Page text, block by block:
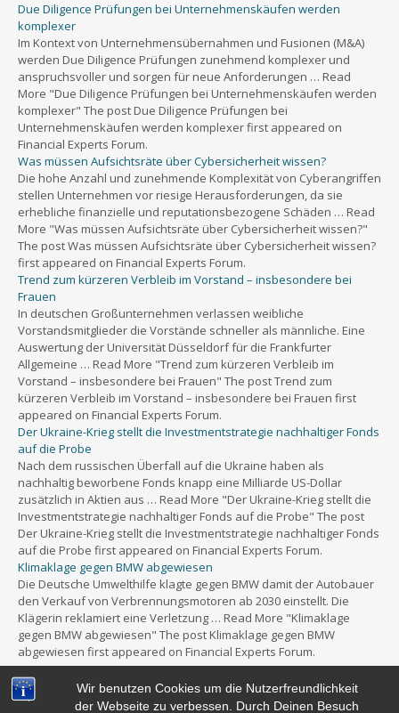
Wir benutzen Cookies um die Nutzerfreundlichkeit
der Webseite zu verbessen. Durch Deinen Besuch
Due Diligence Prüfungen bei Unternehmenskäufen werden
komplexer
Im Kontext von Unternehmensübernahmen und Fusionen (M&A)
werden Due Diligence Prüfungen zunehmend komplexer und
anspruchsvoller und sorgen für neue Anforderungen … Read
More "Due Diligence Prüfungen bei Unternehmenskäufen werden
komplexer" The post Due Diligence Prüfungen bei
Unternehmenskäufen werden komplexer first appeared on
Financial Experts Forum.
Was müssen Aufsichtsräte über Cybersicherheit wissen?
Die hohe Anzahl und zunehmende Komplexität von Cyberangriffen
stellen Unternehmen vor riesige Herausforderungen, da sie
erhebliche finanzielle und reputationsbezogene Schäden … Read
More "Was müssen Aufsichtsräte über Cybersicherheit wissen?"
The post Was müssen Aufsichtsräte über Cybersicherheit wissen?
first appeared on Financial Experts Forum.
Trend zum kürzeren Verbleib im Vorstand – insbesondere bei
Frauen
In deutschen Großunternehmen verlassen weibliche
Vorstandsmitglieder die Vorstände schneller als männliche. Eine
Auswertung der Universität Düsseldorf für die Frankfurter
Allgemeine … Read More "Trend zum kürzeren Verbleib im
Vorstand – insbesondere bei Frauen" The post Trend zum
kürzeren Verbleib im Vorstand – insbesondere bei Frauen first
appeared on Financial Experts Forum.
Der Ukraine-Krieg stellt die Investmentstrategie nachhaltiger Fonds
auf die Probe
Nach dem russischen Überfall auf die Ukraine haben als
nachhaltig beworbene Fonds knapp eine Milliarde US-Dollar
zusätzlich in Aktien aus … Read More "Der Ukraine-Krieg stellt die
Investmentstrategie nachhaltiger Fonds auf die Probe" The post
Der Ukraine-Krieg stellt die Investmentstrategie nachhaltiger Fonds
auf die Probe first appeared on Financial Experts Forum.
Klimaklage gegen BMW abgewiesen
Die Deutsche Umwelthilfe klagte gegen BMW damit der Autobauer
den Verkauf von Verbrennungsmotoren ab 2030 einstellt. Die
Klägerin reklamiert eine Verletzung … Read More "Klimaklage
gegen BMW abgewiesen" The post Klimaklage gegen BMW
abgewiesen first appeared on Financial Experts Forum.